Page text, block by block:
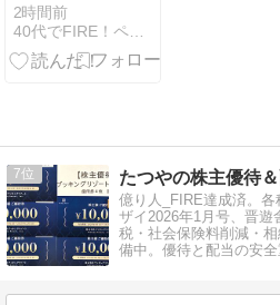
取額が過去最
高に！FIRE生
活中の投資実
2時間前
40代でFIRE！ペリカンブログ-株主優待と高配当投資
7
億り人_FIRE達成済。各
ザイ2026年1月号、晋遊
税・社会保険料削減・
備中。優待と配当の安全